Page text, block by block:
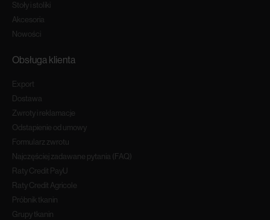
Stoły i stoliki
Akcesoria
Nowości
Obsługa klienta
Export
Dostawa
Zwroty i reklamacje
Odstapienie od umowy
Formularz zwrotu
Najczęściej zadawane pytania (FAQ)
Raty Credit PayU
Raty Credit Agricole
Próbnik tkanin
Grupy tkanin